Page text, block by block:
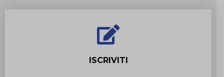
ISCRIVITI